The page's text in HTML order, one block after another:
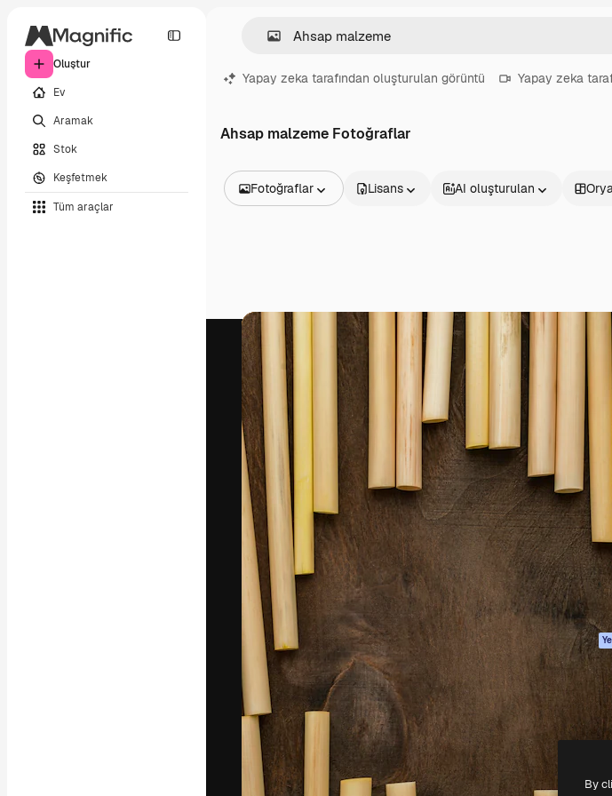
Oluştur
Ev
Aramak
Stok
Keşfetmek
Tüm araçlar
Yapay zeka tarafından oluşturulan görüntü Yapay zeka
Ahsap malzeme Fotoğraflar
Fotoğraflar
Videolar
Video çekimleri
Hareketli grafikler
Video şablonları
Simgeler
3D Modeller
Yazı tipleri
Lisans AI oluşturulan
En iyi işlerini yöneteceğin yaratıcı platform.
Kreatif ekipler, işletmeler, ajanslar ve
stüdyolar genelinde 1 milyondan fazla
Türkçe
Spaces
AI Asistanı
AI
AI video
oluşturucu
AI ses
Stok
Claude/
için MCP
Ajanlar
API
Mobil
Tüm
araçları
Copyright © 2010-2026Freepik Company S.L.U. Her hakkıBy